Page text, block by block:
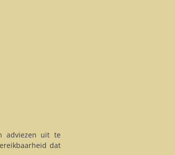
adviezen uit te
dat